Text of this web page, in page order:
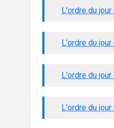
L'ordre du
L'ordre du
L'ordre du
L'ordre du